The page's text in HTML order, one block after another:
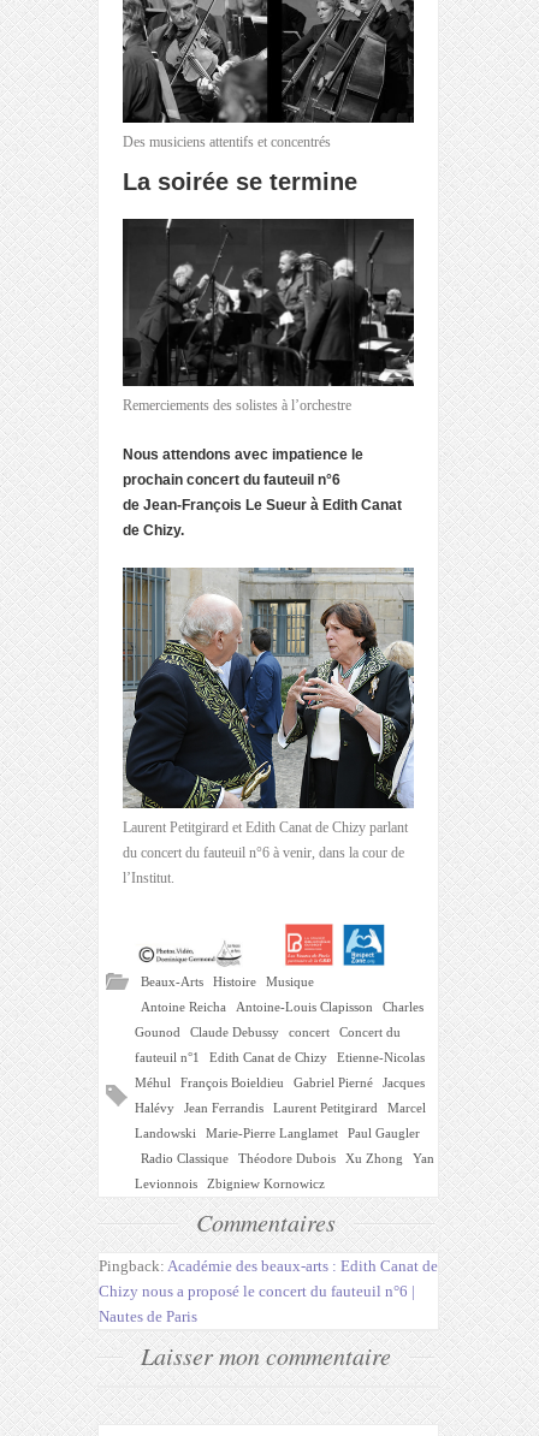
Des musiciens attentifs et concentrés
La soirée se termine
Remerciements des solistes à l’orchestre
Nous attendons avec impatience le
prochain concert du fauteuil n°6
de Jean-François Le Sueur à Edith Canat
de Chizy.
Laurent Petitgirard et Edith Canat de Chizy parlant
du concert du fauteuil n°6 à venir, dans la cour de
l’Institut.
Beaux-Arts Histoire
Musique
Antoine Reicha
Antoine-Louis Clapisson
Charles
Gounod
Claude Debussy concert
Concert du
fauteuil n°1
Edith Canat de Chizy
Etienne-Nicolas
Méhul
François Boieldieu Gabriel Pierné
Jacques
Halévy
Jean Ferrandis Laurent Petitgirard
Marcel
Landowski
Marie-Pierre Langlamet
Paul Gaugler
Radio Classique
Théodore Dubois Xu Zhong
Yan
Levionnois
Zbigniew Kornowicz
Commentaires
Pingback: Académie des beaux-arts : Edith Canat de
Chizy nous a proposé le concert du fauteuil n°6 |
Nautes de Paris
Laisser mon commentaire